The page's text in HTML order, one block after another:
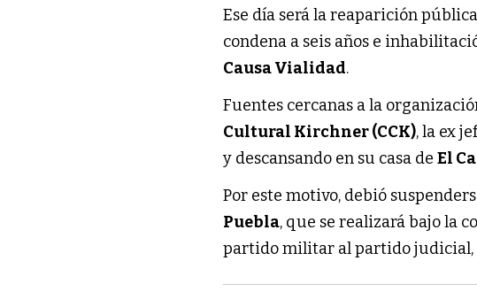
Ese día será la reaparición
condena a seis años e
Causa Vialidad.
Fuentes cercanas a la
Cultural Kirchner (CCK), la ex
y descansando en su casa deEl
Por este motivo, debió
Puebla, que se realizará bajo la
partido militar al partido judicial,